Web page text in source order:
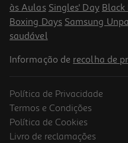
às Aulas Singles' Day Black
Boxing Days Samsung
saudável
Informação de recolha de
Política de Privacidade
Termos e Condições
Política de Cookies
Livro de reclamações